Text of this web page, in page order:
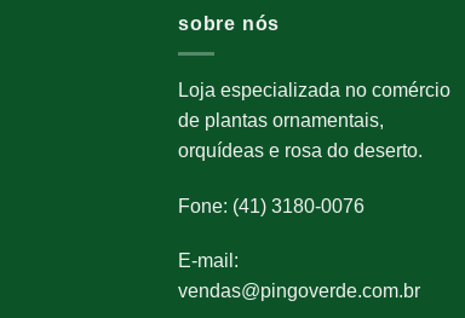
sobre nós
Loja especializada no comércio
de plantas ornamentais,
orquídeas e rosa do deserto.
Fone: (41) 3180-0076
E-mail:
vendas@pingoverde.com.br